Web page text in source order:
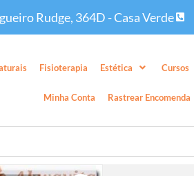
Rudge, 364D - Casa Verde
Fisioterapia Estética Cursos
Minha Conta Rastrear Encomenda